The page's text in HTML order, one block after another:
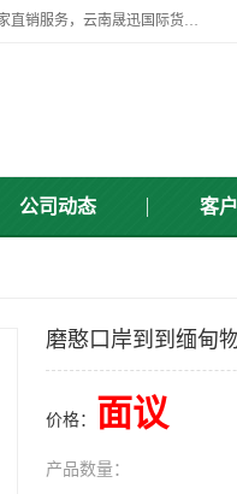
云南晟迅国际货运代理有限公司提供瑞丽口岸、磨憨口岸、腾冲口岸报关、报检，缅甸、老挝物流清关报价、价格、厂家直销服务，云南晟迅国际货运代理有限公司，由一支精通业务、经验丰富、责任心强的专业团队组建于,云南晟迅国际货运代理有限公司商铺。
公司动态 客
磨憨口岸到到缅甸
价格： 面议
产品数量：